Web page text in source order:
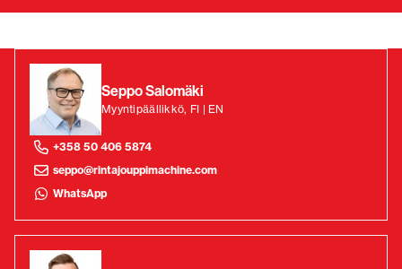
Seppo Salomäki
Myyntipäällikkö, FI | EN
+358 50 406 5874
seppo@rintajouppimachine.com
WhatsApp